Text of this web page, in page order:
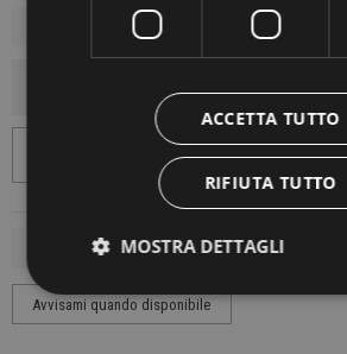
ACCETTA TUTTO
RIFIUTA TUTTO
MOSTRA DETTAGLI